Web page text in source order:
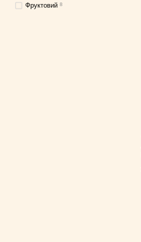
Фруктовий 8